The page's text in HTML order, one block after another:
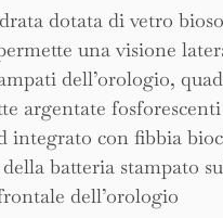
dotata di vetro
una visione
dell’orologio,
argentate
integrato con fibbia
batteria stampato
dell’orologio